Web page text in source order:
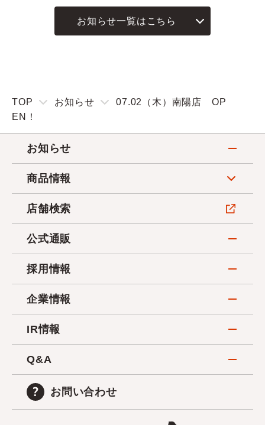
お知らせ一覧はこちら
TOP お知らせ
07.02（木）南陽店 OP
EN！
お知らせ
商品情報
店舗検索
公式通販
採用情報
企業情報
IR情報
Q&A
お問い合わせ